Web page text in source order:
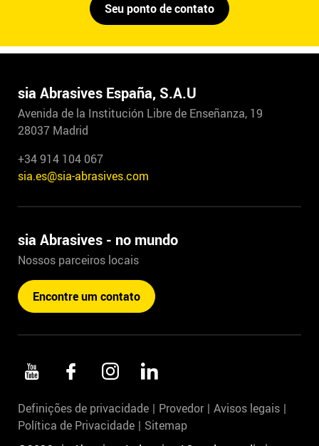
Seu ponto de contato
sia Abrasives España, S.A.U
Avenida de la Institución Libre de Enseñanza, 19
28037 Madrid
+34 914 104 067
sia.es@sia-abrasives.com
sia Abrasives - no mundo
Nossos parceiros locais
Encontre um contato
Definições de privacidade Provedor
Avisos legais
Política de Privacidade
Sitemap